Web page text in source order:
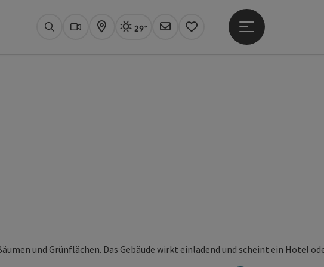
SuchenWebcams
KarteAktuelles Wetter Linz, sonnig
29°
Newsletter
Merkzettel
Hauptmenü öffnen